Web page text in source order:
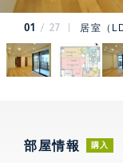
01 27 居室（
部屋情報 購入